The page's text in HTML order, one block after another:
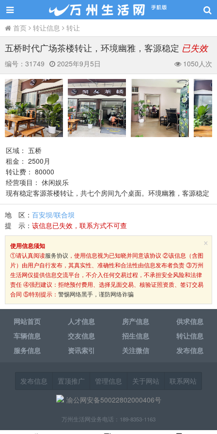
首页 转让信息 转让
五桥时代广场茶楼转让，环境幽雅，客源稳定 已失效
编号： 31749 2025年9月5日 1050人次
区域： 五桥
租金： 2500月
转让费： 80000
经营项目： 休闲娱乐
现有稳定客源茶楼转让，共七个房间九个桌面。环境幽雅，客源稳定
地 区： 百安坝/联合坝
提 示： 该信息已失效，联系方式不可查
×
使用信息须知
①请认真阅读服务协议 ，使用信息视为已知晓并同意该协议 ②该信息（含图
片）由用户自行发布，其真实性、准确性和合法性由信息发布者负责 ③万州
生活网仅提供信息交流平台，不介入任何交易过程，不承担安全风险和法律
责任 ④强烈建议：拒绝预付费用、选择见面交易、核验证照资质、签订交易
合同 ⑤特别提示： 警惕网络黑手，谨防网络诈骗
网站首页 人才信息 房产信息
供求信息
车辆信息
交友信息 招生信息
转让信息
服务信息
资讯索引 关注微信 发布信息
发布信息 置顶推广 管理信息 关于网站
联系网站
渝公网安备50022802000406号
万州生活网业务电话：189-8353-1163